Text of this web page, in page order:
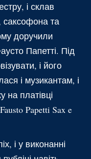
і склав
саксофона та
доручили
Папетті. Під
і його
і музикантам, і
на платівці
Papetti Sax e
і у виконанні